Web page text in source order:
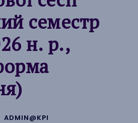
семестр
н. р.,
ADMIN@KPI